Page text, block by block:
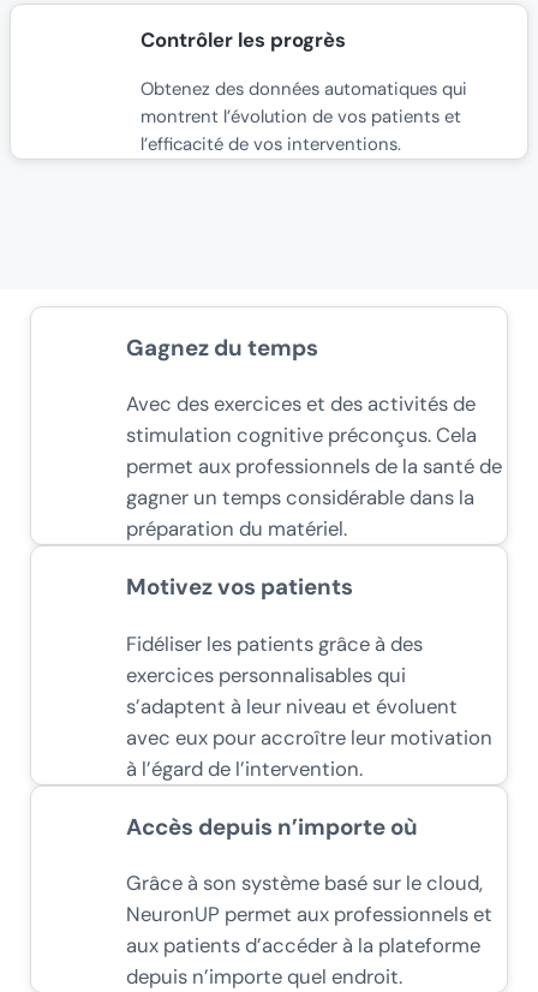
Contrôler les progrès
Obtenez des données automatiques qui
montrent l’évolution de vos patients et
l’efficacité de vos interventions.
Gagnez du temps
Avec des exercices et des activités de
stimulation cognitive préconçus. Cela
permet aux professionnels de la santé de
gagner un temps considérable dans la
préparation du matériel.
Motivez vos patients
Fidéliser les patients grâce à des
exercices personnalisables qui
s’adaptent à leur niveau et évoluent
avec eux pour accroître leur motivation
à l’égard de l’intervention.
Accès depuis n’importe où
Grâce à son système basé sur le cloud,
NeuronUP permet aux professionnels et
aux patients d’accéder à la plateforme
depuis n’importe quel endroit.